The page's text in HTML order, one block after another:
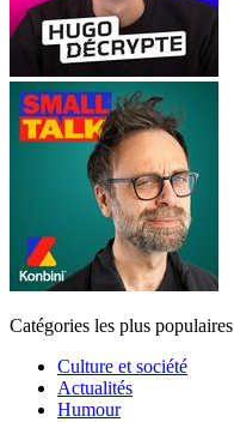
Catégories les plus populaires
Culture et société
Actualités
Humour